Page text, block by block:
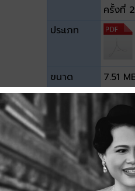
ครั้งที่
ประเภท
ขนาด
7.51
ดาวน์โหลด